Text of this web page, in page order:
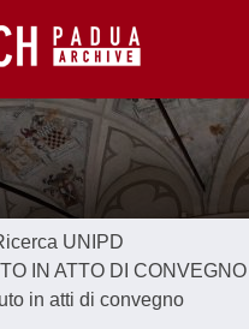
UNIPD
IN ATTO DI CONVEGNO
in atti di convegno